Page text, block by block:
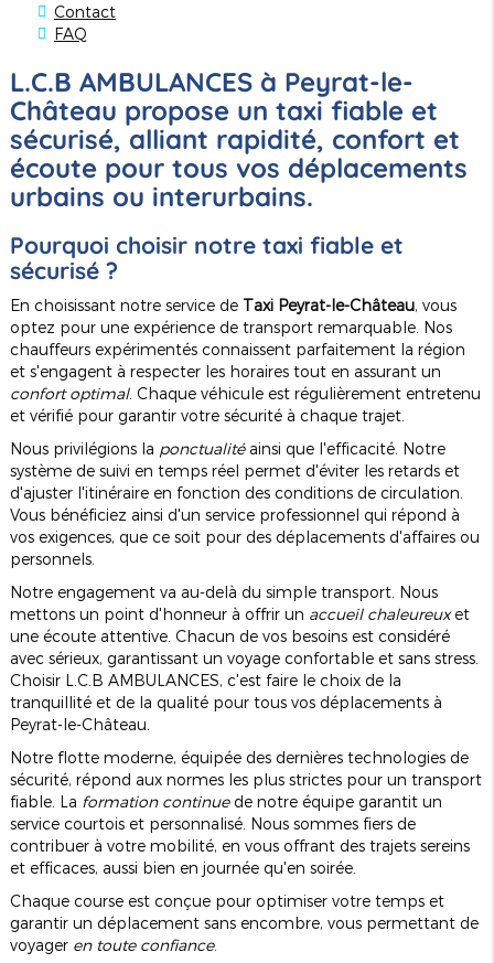
Contact
FAQ
L.C.B AMBULANCES à Peyrat-le-
Château propose un taxi fiable et
sécurisé, alliant rapidité, confort et
écoute pour tous vos déplacements
urbains ou interurbains.
Pourquoi choisir notre taxi fiable et
sécurisé ?
En choisissant notre service de Taxi Peyrat-le-Château, vous
optez pour une expérience de transport remarquable. Nos
chauffeurs expérimentés connaissent parfaitement la région
et s'engagent à respecter les horaires tout en assurant un
confort optimal. Chaque véhicule est régulièrement entretenu
et vérifié pour garantir votre sécurité à chaque trajet.
Nous privilégions la ponctualitéainsi que l'efficacité. Notre
système de suivi en temps réel permet d'éviter les retards et
d'ajuster l'itinéraire en fonction des conditions de circulation.
Vous bénéficiez ainsi d'un service professionnel qui répond à
vos exigences, que ce soit pour des déplacements d'affaires ou
personnels.
Notre engagement va au-delà du simple transport. Nous
mettons un point d'honneur à offrir un accueil chaleureuxet
une écoute attentive. Chacun de vos besoins est considéré
avec sérieux, garantissant un voyage confortable et sans stress.
Choisir L.C.B AMBULANCES, c'est faire le choix de la
tranquillité et de la qualité pour tous vos déplacements à
Peyrat-le-Château.
Notre flotte moderne, équipée des dernières technologies de
sécurité, répond aux normes les plus strictes pour un transport
fiable. La formation continuede notre équipe garantit un
service courtois et personnalisé. Nous sommes fiers de
contribuer à votre mobilité, en vous offrant des trajets sereins
et efficaces, aussi bien en journée qu'en soirée.
Chaque course est conçue pour optimiser votre temps et
garantir un déplacement sans encombre, vous permettant de
voyager en toute confiance.